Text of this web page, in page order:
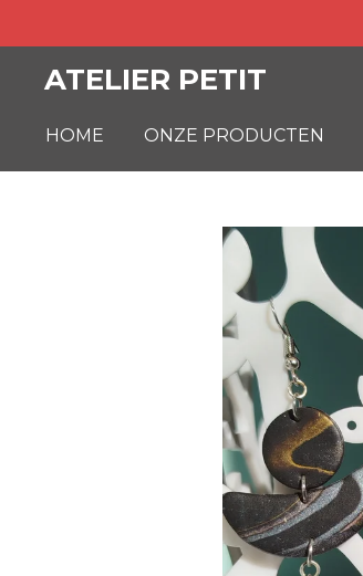
hoofdinhoud
ATELIER PETIT
HOME ONZE PRODUCTEN